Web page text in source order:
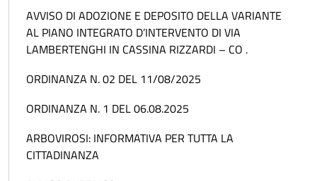
AVVISO DI ADOZIONE E DEPOSITO DELLA VARIANTE
AL PIANO INTEGRATO D’INTERVENTO DI VIA
LAMBERTENGHI IN CASSINA RIZZARDI – CO .
ORDINANZA N. 02 DEL 11/08/2025
ORDINANZA N. 1 DEL 06.08.2025
ARBOVIROSI: INFORMATIVA PER TUTTA LA
CITTADINANZA